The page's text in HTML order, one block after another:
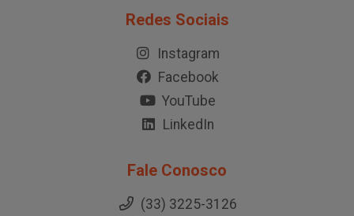
Redes Sociais
Instagram
Facebook
YouTube
LinkedIn
Fale Conosco
(33) 3225-3126